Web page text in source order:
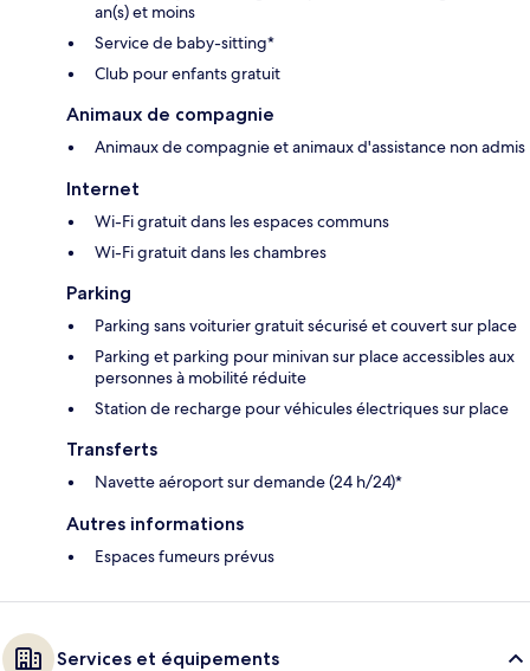
an(s) et moins
Service de baby-sitting*
Club pour enfants gratuit
Animaux de compagnie
Animaux de compagnie et animaux d'assistance non admis
Internet
Wi-Fi gratuit dans les espaces communs
Wi-Fi gratuit dans les chambres
Parking
Parking sans voiturier gratuit sécurisé et couvert sur place
Parking et parking pour minivan sur place accessibles aux
personnes à mobilité réduite
Station de recharge pour véhicules électriques sur place
Transferts
Navette aéroport sur demande (24 h/24)*
Autres informations
Espaces fumeurs prévus
Services et équipements